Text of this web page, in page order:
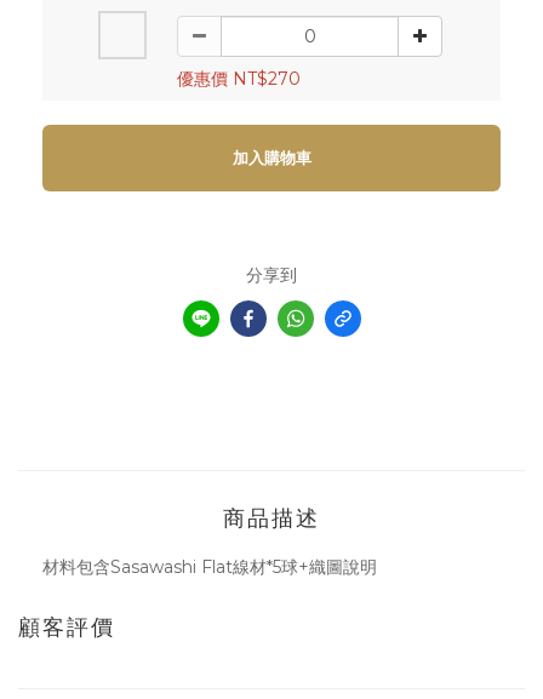
優惠價 NT$270
加入購物車
分享到
商品描述
材料包含Sasawashi Flat線材*5球+織圖說明
顧客評價